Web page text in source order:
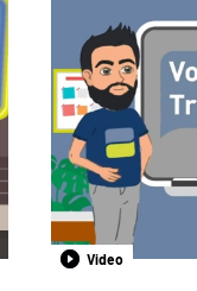
Video